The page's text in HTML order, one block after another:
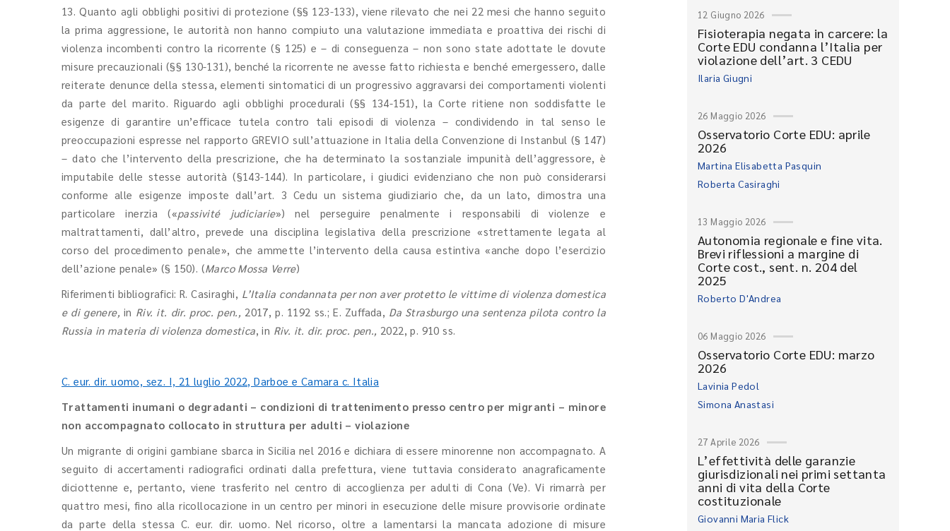
13. Quanto agli obblighi positivi di protezione (§§ 123-133), viene rilevato che nei 22 mesi che hanno seguito
la prima aggressione, le autorità non hanno compiuto una valutazione immediata e proattiva dei rischi di
violenza incombenti contro la ricorrente (§ 125) e – di conseguenza – non sono state adottate le dovute
misure precauzionali (§§ 130-131), benché la ricorrente ne avesse fatto richiesta e benché emergessero, dalle
reiterate denunce della stessa, elementi sintomatici di un progressivo aggravarsi dei comportamenti violenti
da parte del marito. Riguardo agli obblighi procedurali (§§ 134-151), la Corte ritiene non soddisfatte le
esigenze di garantire un’efficace tutela contro tali episodi di violenza – condividendo in tal senso le
preoccupazioni espresse nel rapporto GREVIO sull’attuazione in Italia della Convenzione di Instanbul (§ 147)
– dato che l’intervento della prescrizione, che ha determinato la sostanziale impunità dell’aggressore, è
imputabile delle stesse autorità (§143-144). In particolare, i giudici evidenziano che non può considerarsi
conforme alle esigenze imposte dall’art. 3 Cedu un sistema giudiziario che, da un lato, dimostra una
particolare inerzia («passivité judiciarie») nel perseguire penalmente i responsabili di violenze e
maltrattamenti, dall’altro, prevede una disciplina legislativa della prescrizione «strettamente legata al
corso del procedimento penale», che ammette l’intervento della causa estintiva «anche dopo l’esercizio
dell’azione penale» (§ 150). (Marco Mossa Verre)
Riferimenti bibliografici: R. Casiraghi, L’Italia condannata per non aver protetto le vittime di violenza domestica
e di genere, in Riv. it. dir. proc. pen., 2017, p. 1192 ss.; E. Zuffada, Da Strasburgo una sentenza pilota contro la
Russia in materia di violenza domestica, in Riv. it. dir. proc. pen., 2022, p. 910 ss.
C. eur. dir. uomo, sez. I, 21 luglio 2022, Darboe e Camara c. Italia
Trattamenti inumani o degradanti – condizioni di trattenimento presso centro per migranti – minore
non accompagnato collocato in struttura per adulti – violazione
Un migrante di origini gambiane sbarca in Sicilia nel 2016 e dichiara di essere minorenne non accompagnato. A
seguito di accertamenti radiografici ordinati dalla prefettura, viene tuttavia considerato anagraficamente
diciottenne e, pertanto, viene trasferito nel centro di accoglienza per adulti di Cona (Ve). Vi rimarrà per
quattro mesi, fino alla ricollocazione in un centro per minori in esecuzione delle misure provvisorie ordinate
da parte della stessa C. eur. dir. uomo. Nel ricorso, oltre a lamentarsi la mancata adozione di misure
12 Giugno 2026
Fisioterapia negata in carcere: la
Corte EDU condanna l’Italia per
violazione dell’art. 3 CEDU
Ilaria Giugni
26 Maggio 2026
Osservatorio Corte EDU: aprile
2026
Martina Elisabetta Pasquin
Roberta Casiraghi
13 Maggio 2026
Autonomia regionale e fine vita.
Brevi riflessioni a margine di
Corte cost., sent. n. 204 del
2025
Roberto D'Andrea
06 Maggio 2026
Osservatorio Corte EDU: marzo
2026
Lavinia Pedol
Simona Anastasi
27 Aprile 2026
L’effettività delle garanzie
giurisdizionali nei primi settanta
anni di vita della Corte
costituzionale
Giovanni Maria Flick